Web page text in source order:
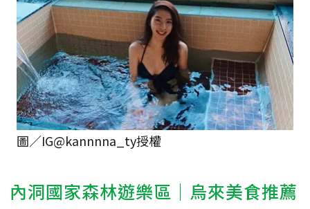
圖／IG@kannnna_ty授權
內洞國家森林遊樂區｜烏來美食推薦